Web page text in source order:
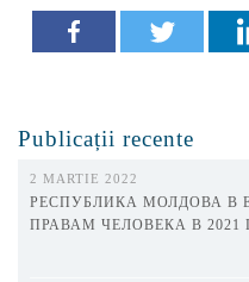
Publicații recente
2 MARTIE 2022
РЕСПУБЛИКА МОЛДОВА В
ПРАВАМ ЧЕЛОВЕКА В 2021